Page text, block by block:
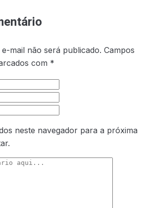
mail não será publicado. Campos
com *
neste navegador para a próxima